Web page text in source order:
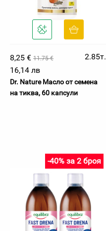
8,25 € 11.75 €
2.85т.
16,14 лв
Dr. Nature Масло от семена
на тиква, 60 капсули
-40% за 2 броя